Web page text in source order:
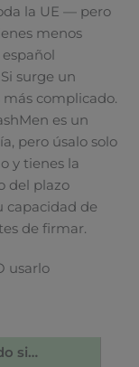
la UE — pero
menos
surge un
complicado.
es un
pero úsalo solo
y tienes la
del plazo
capacidad de
de firmar.
usarlo
si…